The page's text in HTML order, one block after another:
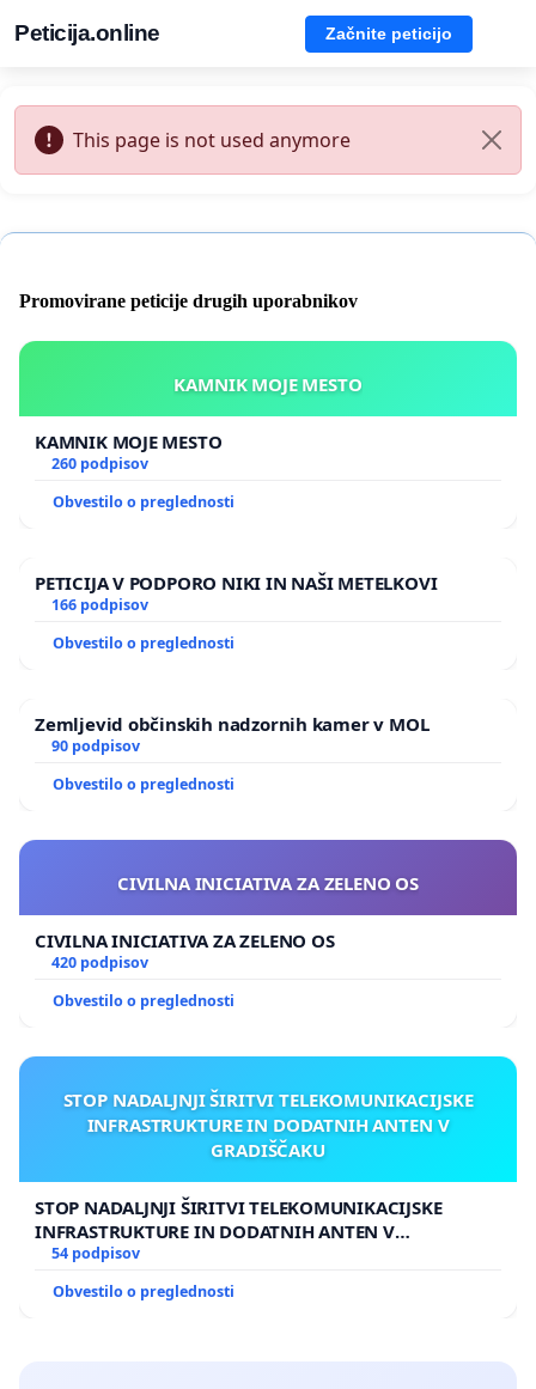
Peticija.online Začnite peticijo
This page is not used anymore
Promovirane peticije drugih uporabnikov
KAMNIK MOJE MESTO
KAMNIK MOJE MESTO
260 podpisov
Obvestilo o preglednosti
PETICIJA V PODPORO NIKI IN NAŠI METELKOVI
166 podpisov
Obvestilo o preglednosti
Zemljevid občinskih nadzornih kamer v MOL
90 podpisov
Obvestilo o preglednosti
CIVILNA INICIATIVA ZA ZELENO OS
CIVILNA INICIATIVA ZA ZELENO OS
420 podpisov
Obvestilo o preglednosti
STOP NADALJNJI ŠIRITVI TELEKOMUNIKACIJSKE
INFRASTRUKTURE IN DODATNIH ANTEN V
GRADIŠČAKU
STOP NADALJNJI ŠIRITVI TELEKOMUNIKACIJSKE
INFRASTRUKTURE IN DODATNIH ANTEN V
GRADIŠČAKU
54 podpisov
Obvestilo o preglednosti